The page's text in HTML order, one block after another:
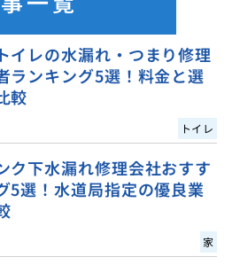
イレの水漏れ・つまり修理
ランキング5選！料金と選
較
トイレ
ク下水漏れ修理会社おすす
5選！水道局指定の優良業
家